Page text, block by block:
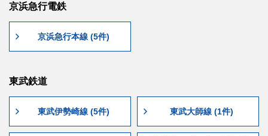
京浜急行電鉄
京浜急行本線 (5件)
東武鉄道
東武伊勢崎線 (5件) 東武大師線 (1件)